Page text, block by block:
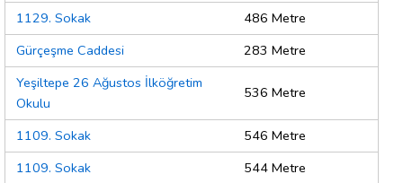
1129. Sokak
486 Metre
Gürçeşme Caddesi
283 Metre
Yeşiltepe 26 Ağustos İlköğretim
Okulu
536 Metre
1109. Sokak
546 Metre
1109. Sokak
544 Metre